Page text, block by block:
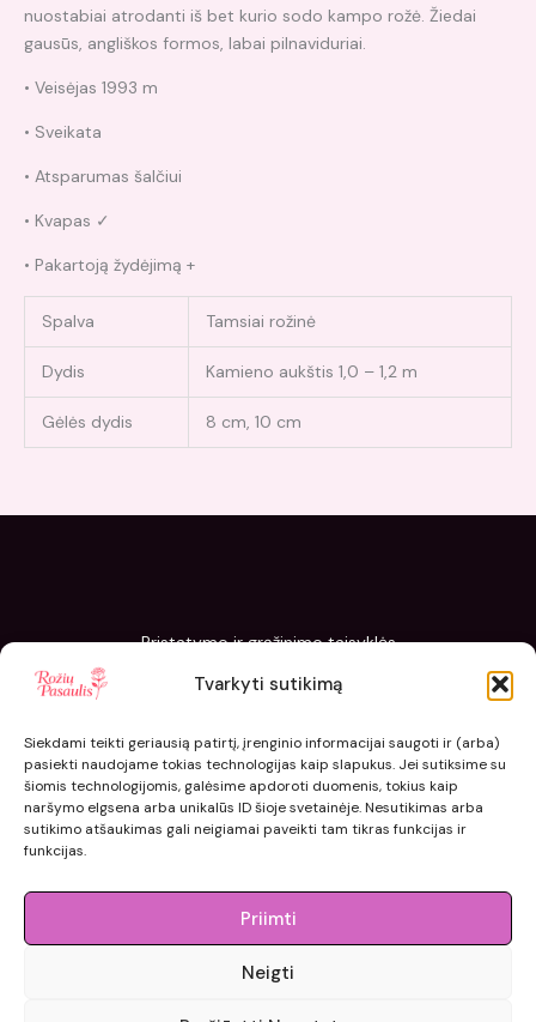
Tvarkyti sutikimą
Siekdami teikti geriausią patirtį, įrenginio informacijai saugoti ir (arba)
pasiekti naudojame tokias technologijas kaip slapukus. Jei sutiksime su
šiomis technologijomis, galėsime apdoroti duomenis, tokius kaip
naršymo elgsena arba unikalūs ID šioje svetainėje. Nesutikimas arba
sutikimo atšaukimas gali neigiamai paveikti tam tikras funkcijas ir
funkcijas.
Priimti
Neigti
nuostabiai atrodanti iš bet kurio sodo kampo rožė. Žiedai
gausūs, angliškos formos, labai pilnaviduriai.
• Veisėjas 1993 m
• Sveikata
• Atsparumas šalčiui
• Kvapas ✓
• Pakartoją žydėjimą +
Spalva Tamsiai rožinė
Dydis Kamieno aukštis 1,0 – 1,2 m
Gėlės dydis 8 cm, 10 cm
Pristatymo ir grąžinimo taisyklės
Slapukų politika
© 2015 - 2026 roziupasaulis.lt.